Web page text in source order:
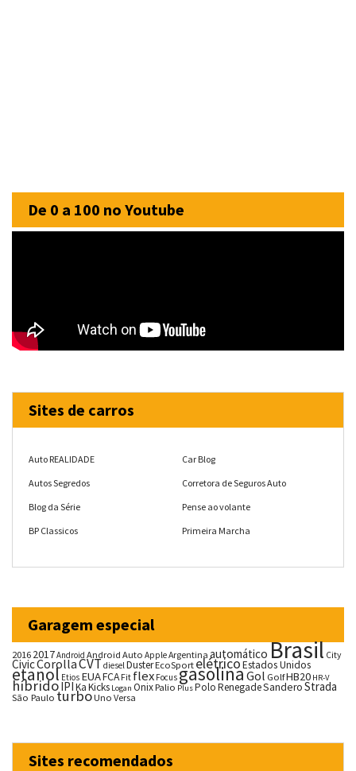
De 0 a 100 no Youtube
Sites de carros
Auto REALIDADE
Autos Segredos
Blog da Série
BP Classicos
Car Blog
Corretora de Seguros Auto
Pense ao volante
Primeira Marcha
Garagem especial
20162017Android Android Auto AppleArgentina automáticoBrasil City
CivicCorollaCVTdieselDusterEcoSportelétricoEstados Unidos
etanol Etios EUAFCA Fit flex FocusgasolinaGol GolfHB20 HR-V
híbridoIPIKaKicks Logan OnixPalio PlusPoloRenegadeSanderoStrada
São Paulo turboUno Versa
Sites recomendados